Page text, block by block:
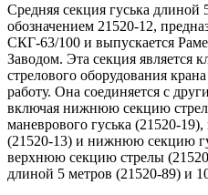
Средняя секция гуська длиной
обозначением 21520-12,
СКГ-63/100 и выпускается
Заводом. Эта секция является
стрелового оборудования
работу. Она соединяется с
включая нижнюю секцию
маневрового гуська (21520-
(21520-13) и нижнюю секцию
верхнюю секцию стрелы
длиной 5 метров (21520-89) и